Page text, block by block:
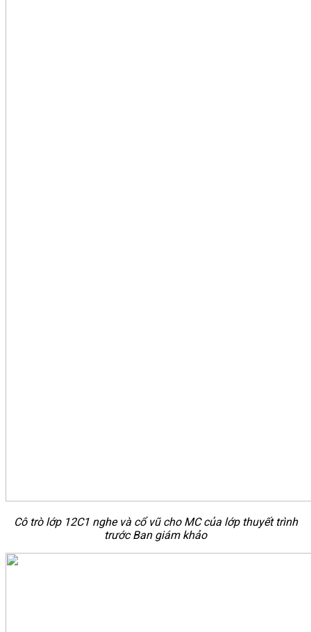
Cô trò lớp 12C1 nghe và cổ vũ cho MC của lớp thuyết trình
trước Ban giám khảo